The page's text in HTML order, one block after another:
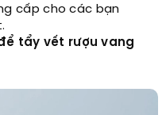
cấp cho các bạn
tẩy vết rượu vang